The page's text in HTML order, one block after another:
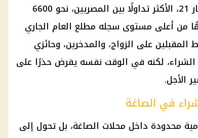
المحلي على المشغولات. وسجل عيار 21، الأكثر تداولًا بين المصريين، نحو 6600
فقد حوالي 1050 جنيهًا من أعلى مستوى سجله مطلع العام الجاري
المقبلين على الزواج، والمدخرين، وحائزي
الشراء، لكنه في الوقت نفسه يفرض حذرًا على
الأجل.
في الصاغة
محدودة داخل محلات الصاغة، بل تحول إلى